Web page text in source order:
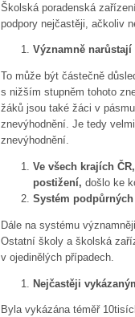
Školská poradenská
podpory nejčastěji, ačkoliv
Významně
To může být částečně
s nižším stupněm tohoto
žáků jsou také žáci v
znevýhodnění. Je tedy
znevýhodnění.
Ve všech krajích
postižení, došlo ke
Systém
Dále na systému
Ostatní školy a školská
v ojedinělých případech.
Nejčastěji
Byla vykázána téměř